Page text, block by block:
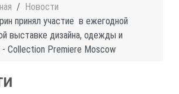
Новости
принял участие в ежегодной
выставке дизайна, одежды и
- Collection Premiere Moscow